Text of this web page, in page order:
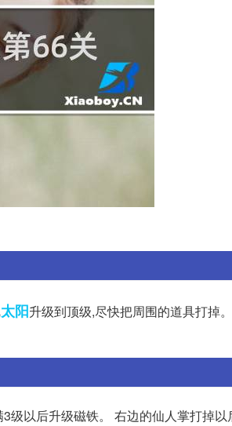
太阳升级到顶级,尽快把周围的道具打掉
以后升级磁铁。 右边的仙人掌打掉